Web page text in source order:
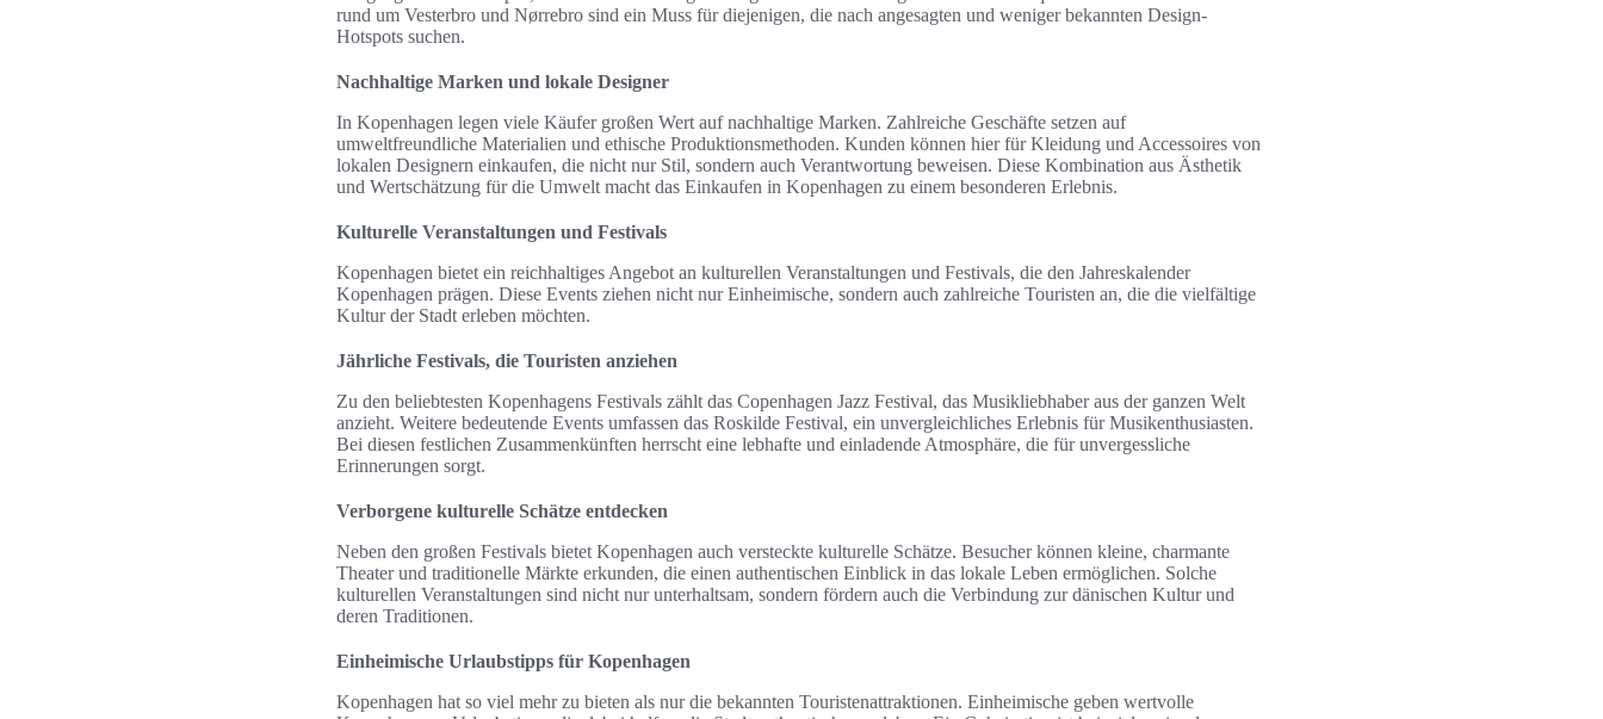
rund um Vesterbro und Nørrebro sind ein Muss für diejenigen, die nach angesagten und weniger bekannten Design-
Hotspots suchen.
Nachhaltige Marken und lokale Designer
In Kopenhagen legen viele Käufer großen Wert auf nachhaltige Marken. Zahlreiche Geschäfte setzen auf
umweltfreundliche Materialien und ethische Produktionsmethoden. Kunden können hier für Kleidung und Accessoires von
lokalen Designern einkaufen, die nicht nur Stil, sondern auch Verantwortung beweisen. Diese Kombination aus Ästhetik
und Wertschätzung für die Umwelt macht das Einkaufen in Kopenhagen zu einem besonderen Erlebnis.
Kulturelle Veranstaltungen und Festivals
Kopenhagen bietet ein reichhaltiges Angebot an kulturellen Veranstaltungen und Festivals, die den Jahreskalender
Kopenhagen prägen. Diese Events ziehen nicht nur Einheimische, sondern auch zahlreiche Touristen an, die die vielfältige
Kultur der Stadt erleben möchten.
Jährliche Festivals, die Touristen anziehen
Zu den beliebtesten Kopenhagens Festivals zählt das Copenhagen Jazz Festival, das Musikliebhaber aus der ganzen Welt
anzieht. Weitere bedeutende Events umfassen das Roskilde Festival, ein unvergleichliches Erlebnis für Musikenthusiasten.
Bei diesen festlichen Zusammenkünften herrscht eine lebhafte und einladende Atmosphäre, die für unvergessliche
Erinnerungen sorgt.
Verborgene kulturelle Schätze entdecken
Neben den großen Festivals bietet Kopenhagen auch versteckte kulturelle Schätze. Besucher können kleine, charmante
Theater und traditionelle Märkte erkunden, die einen authentischen Einblick in das lokale Leben ermöglichen. Solche
kulturellen Veranstaltungen sind nicht nur unterhaltsam, sondern fördern auch die Verbindung zur dänischen Kultur und
deren Traditionen.
Einheimische Urlaubstipps für Kopenhagen
Kopenhagen hat so viel mehr zu bieten als nur die bekannten Touristenattraktionen. Einheimische geben wertvolle